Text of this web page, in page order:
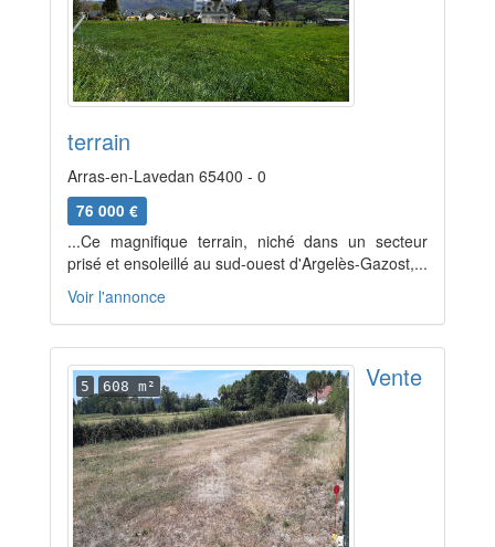
terrain
Arras-en-Lavedan 65400 - 0
76 000 €
...Ce magnifique terrain, niché dans un secteur
prisé et ensoleillé au sud-ouest d'Argelès-Gazost,...
Voir l'annonce
5 608 m² Vente